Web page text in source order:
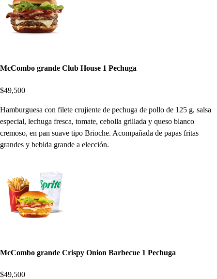
McCombo grande Club House 1 Pechuga
$49,500
Hamburguesa con filete crujiente de pechuga de pollo de 125 g, salsa
especial, lechuga fresca, tomate, cebolla grillada y queso blanco
cremoso, en pan suave tipo Brioche. Acompañada de papas fritas
grandes y bebida grande a elección.
McCombo grande Crispy Onion Barbecue 1 Pechuga
$49,500